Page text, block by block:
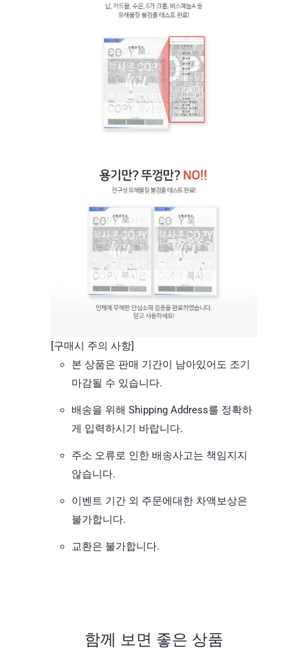
[구매시 주의 사항]
본 상품은 판매 기간이 남아있어도 조기
마감될 수 있습니다.
배송을 위해 Shipping Address를 정확하
게 입력하시기 바랍니다.
주소 오류로 인한 배송사고는 책임지지
않습니다.
이벤트 기간 외 주문에대한 차액보상은
불가합니다.
교환은 불가합니다.
함께 보면 좋은 상품